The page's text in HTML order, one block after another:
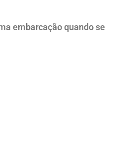
embarcação quando se